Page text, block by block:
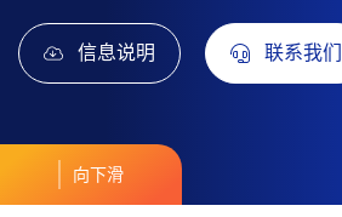
信息说明 联系我们
向下滑